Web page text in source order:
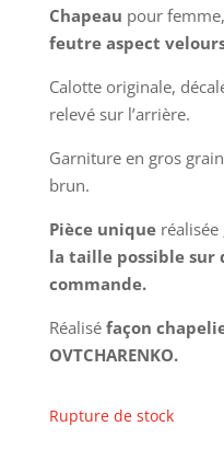
Chapeau pour femme,
feutre aspect
Calotte originale,
relevé sur l’arrière.
Garniture en gros
brun.
Pièce uniqueréalisée
la taille possible sur
commande.
Réalisé façon
OVTCHARENKO.
Rupture de stock